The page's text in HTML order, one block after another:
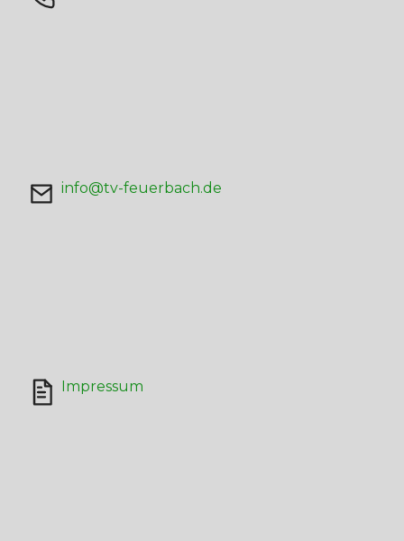
info@tv-feuerbach.de
Impressum